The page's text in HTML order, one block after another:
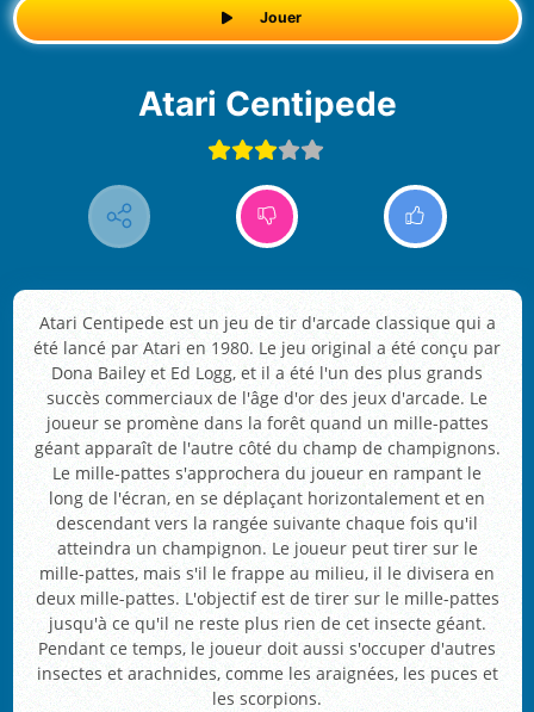
Jouer
Atari Centipede
Atari Centipede est un jeu de tir d'arcade classique qui a
été lancé par Atari en 1980. Le jeu original a été conçu par
Dona Bailey et Ed Logg, et il a été l'un des plus grands
succès commerciaux de l'âge d'or des jeux d'arcade. Le
joueur se promène dans la forêt quand un mille-pattes
géant apparaît de l'autre côté du champ de champignons.
Le mille-pattes s'approchera du joueur en rampant le
long de l'écran, en se déplaçant horizontalement et en
descendant vers la rangée suivante chaque fois qu'il
atteindra un champignon. Le joueur peut tirer sur le
mille-pattes, mais s'il le frappe au milieu, il le divisera en
deux mille-pattes. L'objectif est de tirer sur le mille-pattes
jusqu'à ce qu'il ne reste plus rien de cet insecte géant.
Pendant ce temps, le joueur doit aussi s'occuper d'autres
insectes et arachnides, comme les araignées, les puces et
les scorpions.